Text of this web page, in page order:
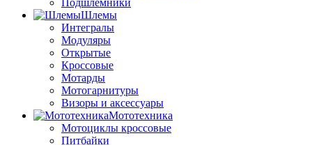
Подшлемники
Шлемы
Интегралы
Модуляры
Открытые
Кроссовые
Мотарды
Мотогарнитуры
Визоры и аксессуары
Мототехника
Мотоциклы кроссовые
Питбайки